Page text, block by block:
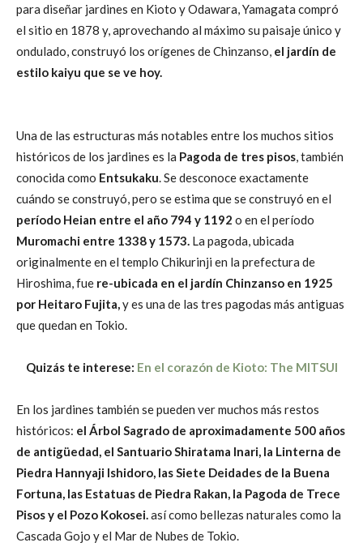
para diseñar jardines en Kioto y Odawara, Yamagata compró
el sitio en 1878 y, aprovechando al máximo su paisaje único y
ondulado, construyó los orígenes de Chinzanso, el jardín de
estilo kaiyu que se ve hoy.
Una de las estructuras más notables entre los muchos sitios
históricos de los jardines es la Pagoda de tres pisos, también
conocida como Entsukaku. Se desconoce exactamente
cuándo se construyó, pero se estima que se construyó en el
período Heian entre el año 794 y 1192 o en el período
Muromachi entre 1338 y 1573. La pagoda, ubicada
originalmente en el templo Chikurinji en la prefectura de
Hiroshima, fue re-ubicada en el jardín Chinzanso en 1925
por Heitaro Fujita,y es una de las tres pagodas más antiguas
que quedan en Tokio.
Quizás te interese: En el corazón de Kioto: The MITSUI
En los jardines también se pueden ver muchos más restos
históricos: el Árbol Sagrado de aproximadamente 500 años
de antigüedad, el Santuario Shiratama Inari, la Linterna de
Piedra Hannyaji Ishidoro, las Siete Deidades de la Buena
Fortuna, las Estatuas de Piedra Rakan, la Pagoda de Trece
Pisos y el Pozo Kokosei.así como bellezas naturales como la
Cascada Gojo y el Mar de Nubes de Tokio.